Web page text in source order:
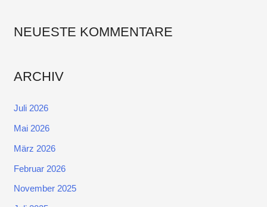
NEUESTE KOMMENTARE
ARCHIV
Juli 2026
Mai 2026
März 2026
Februar 2026
November 2025